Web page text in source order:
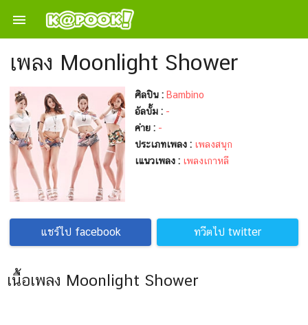

เพลง Moonlight Shower
ศิลปิน : Bambino
อัลบั้ม : -
ค่าย : -
ประเภทเพลง : เพลงสนุก
เแนวเพลง : เพลงเกาหลี
แชร์ไป facebook ทวีตไป twitter
เนื้อเพลง Moonlight Shower